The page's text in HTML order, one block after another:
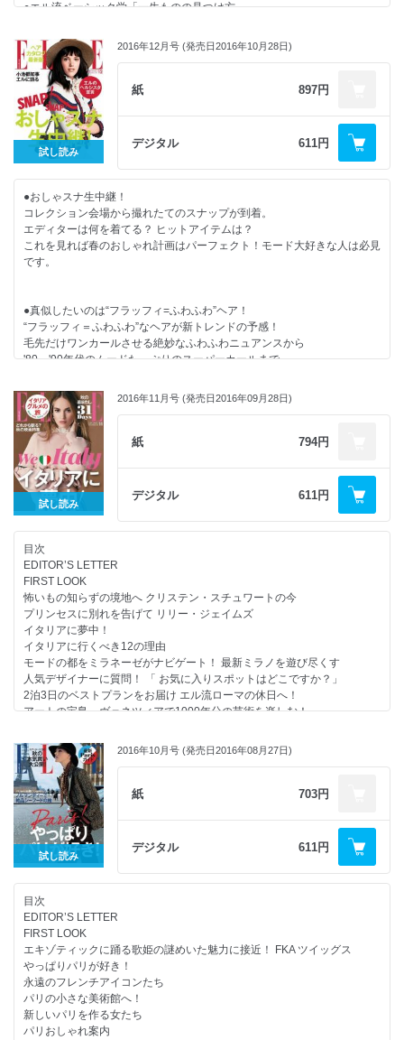
「食べないダイエットやカロリー制限は、太ります！」と断言するのは管
理栄養士の伊達友美さん。
和食中心になる年末年始だからこそできる画期的な食事の掟を伝授しま
す。
この4つのルールを守って、2017年はお正月太り知らずの新年を迎えよ
う！
GENERATIONS from EXILE TRIBEが、
新曲「PIERROT」で挑んだのは、恋心を隠しておどける切ない大人の男
の本音。
新境地を切り開いた彼らが、エルのためだけに見せた大人の顔。
今回お届けする「ワールドワイド・シティ・ガイド」は、
世界40カ国のエル編集部にアンケートを実施し、各都市のお気に入りア
ドレスをまとめたものです。
旅を予定している人はもちろん、自宅で眺めるだけでもきっと楽しめる世
●エル流ベーシック学「一生ものの見つけ方」
の「ベーシック」を知っている。
シャルロット・ゲンズブール＆ルー・ドワイヨンという伝説のパリジェン
ヌ姉妹や
目利きファッショニスタから自分らしい「定番」のつくり方のコツを盗ん
で。
今こそ、一生もののスタイルを確立しよう！
●コレクション新時代！
ますます近づくランウェイとストリート、そしてファッショントレンドま
で！
女性のパワーと現代のリアリティが投影された、４都市コレクションリポ
ートをお届け。
年末のパーティシーズンが到来！イベントの数だけドレスを揃えるのは大
変だけど、
スタイリングで表情が一変する、着まわし自在な優秀アイテムをピックア
●ELLE MEN：身体の表現者 森山未來
キャンバス地で包まれたスタジオには2灯のライト。
写真家・田原桂一が作り出したモノクロの光の舞台で
布のドレープに投影されたシルエットとともに森山未來が舞う。
帳）
サイズ：B6サイズ 128㎜×182㎜
試し読み
2016年12月号 (発売日2016年10月28日)
紙 897円
デジタル 611円
●おしゃスナ生中継！
コレクション会場から撮れたてのスナップが到着。
エディターは何を着てる？ ヒットアイテムは？
これを見れば春のおしゃれ計画はパーフェクト！モード大好きな人は必見
です。
●真似したいのは“フラッフィ=ふわふわ”ヘア！
“フラッフィ＝ふわふわ”なヘアが新トレンドの予感！
毛先だけワンカールさせる絶妙なふわふわニュアンスから
'80～'90年代のムードたっぷりのスーパーカールまで、
●世界を動かすパワーウーマンたち
伝説的なアーティストには、彼らと共に生き、彼らを輝かせた女たちの存
在があった。
映画、音楽、文学史に残る、知られざる実像にクローズアップ！
そして今世界に目を向けると、アメリカ初となる女性大統領の誕生を控
え、
女性リーダーたちの活躍が止まらない。
●小池都知事がエルに語る
今夏の就任以来、メディアで姿を見ない日がないほど、
精力的に課題に取り組んでいる小池百合子東京都知事。
日本の首都に«女性初­の新リーダーが誕生したと国際的にも注目を集めて
いる。
では、そのパワーの源とは？ 弊誌編集長・坂井が独占インタビュー！
楽しい」
という自分なりの理想を持って、情報に一喜一憂せず、自分に必要なもの
を知り選択できる人。
そんな潔く、美しい人がエルが理想とするヘルシスタ。
気持ちよく、ハッピーに過ごす毎日を目指して！
【特別付録】GUCCI ブックレット
ピンクは日本限定カラー！ブックレットの中身は、
無地のノートページと素敵なフォトページでデザインされています。
サイズ：H263×Ｗ188×D17㎜
試し読み
2016年11月号 (発売日2016年09月28日)
紙 794円
デジタル 611円
目次
EDITOR’S LETTER
FIRST LOOK
怖いもの知らずの境地へ クリステン・スチュワートの今
プリンセスに別れを告げて リリー・ジェイムズ
イタリアに夢中！
イタリアに行くべき12の理由
モードの都をミラネーゼがナビゲート！ 最新ミラノを遊び尽くす
人気デザイナーに質問！ 「 お気に入りスポットはどこですか？」
2泊3日のベストプランをお届け エル流ローマの休日へ！
アートの宝島、ヴェネツィアで1000年分の芸術を楽しむ！
ELLE ONLINE
厳選！ 秋のベスト映画
あのスターが帰ってきた！
人気英国アクターの次なる一手は？
テーマ別 秋の必見ガイド
速報！ ヴェネツィア映画祭速報
イタリア食いしん坊ガイド
プリンセスブーム、到来！
今、なぜプリンセスブームなのか
絵画で読み解く、王妃たちのドラマな人生
今も昔もプリンセスはファッションが憧れ
宝塚出身・お姫様女優のエレガントな仕草レッスン
世代別に質問！ あなたの憧れプリンセスは？
シンデレラの真実
イタリアから始まる新しいモードの季節
ジェンダーレスに纏う、秋のマスキュリン
ジャズの聖地、愛しきニューオリンズへ
ニューモード 美しき静けさの先に
試し読み
2016年10月号 (発売日2016年08月27日)
紙 703円
デジタル 611円
目次
EDITOR’S LETTER
FIRST LOOK
エキゾティックに踊る歌姫の謎めいた魅力に接近！ FKA ツイッグス
やっぱりパリが好き！
永遠のフレンチアイコンたち
パリの小さな美術館へ！
新しいパリを作る女たち
パリおしゃれ案内